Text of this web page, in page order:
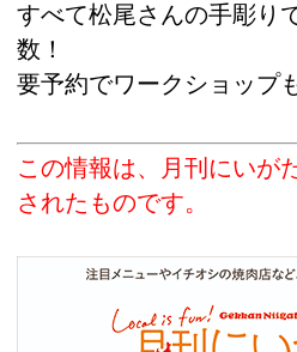
すべて松尾さんの手彫り
数！
要予約でワークショップ
この情報は、月刊にいが
されたものです。